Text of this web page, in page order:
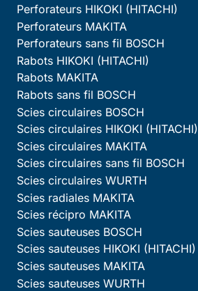
Perforateurs HIKOKI (HITACHI)
Perforateurs MAKITA
Perforateurs sans fil BOSCH
Rabots HIKOKI (HITACHI)
Rabots MAKITA
Rabots sans fil BOSCH
Scies circulaires BOSCH
Scies circulaires HIKOKI (HITACHI)
Scies circulaires MAKITA
Scies circulaires sans fil BOSCH
Scies circulaires WURTH
Scies radiales MAKITA
Scies récipro MAKITA
Scies sauteuses BOSCH
Scies sauteuses HIKOKI (HITACHI)
Scies sauteuses MAKITA
Scies sauteuses WURTH